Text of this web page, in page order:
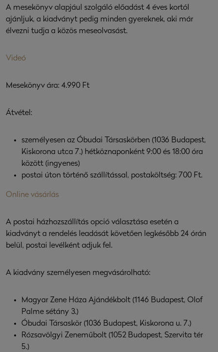
A mesekönyv alapjául szolgáló előadást 4 éves kortól
ajánljuk, a kiadványt pedig minden gyereknek, aki már
élvezni tudja a közös meseolvasást.
Videó
Mesekönyv ára: 4.990 Ft
Átvétel:
személyesen az Óbudai Társaskörben (1036 Budapest,
Kiskorona utca 7.) hétköznaponként 9:00 és 18:00 óra
között (ingyenes)
postai úton történő szállítással, postaköltség: 700 Ft.
Online vásárlás
A postai házhozszállítás opció választása esetén a
kiadványt a rendelés leadását követően legkésőbb 24 órán
belül, postai levélként adjuk fel.
A kiadvány személyesen megvásárolható:
Magyar Zene Háza Ajándékbolt (1146 Budapest, Olof
Palme sétány 3.)
Óbudai Társaskör (1036 Budapest, Kiskorona u. 7.)
Rózsavölgyi Zeneműbolt (1052 Budapest, Szervita tér
5.)